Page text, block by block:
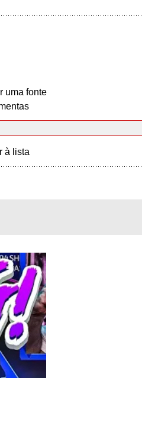
uma fonte
à lista